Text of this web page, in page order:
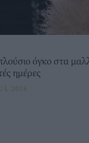
όγκο στα
ημέρες
2026